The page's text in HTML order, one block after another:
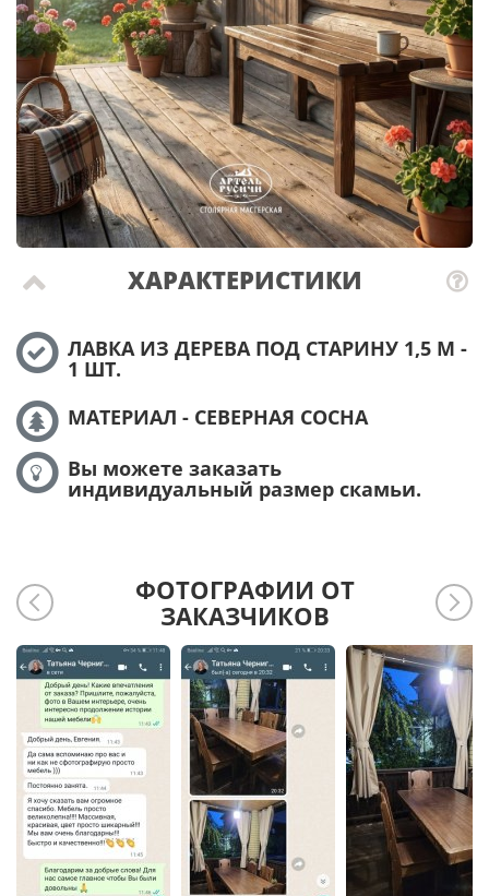
ХАРАКТЕРИСТИКИ
ЛАВКА ИЗ ДЕРЕВА ПОД СТАРИНУ 1,5 М -
1 ШТ.
МАТЕРИАЛ - СЕВЕРНАЯ СОСНА
Вы можете заказать
индивидуальный размер скамьи.
ФОТОГРАФИИ ОТ
ЗАКАЗЧИКОВ